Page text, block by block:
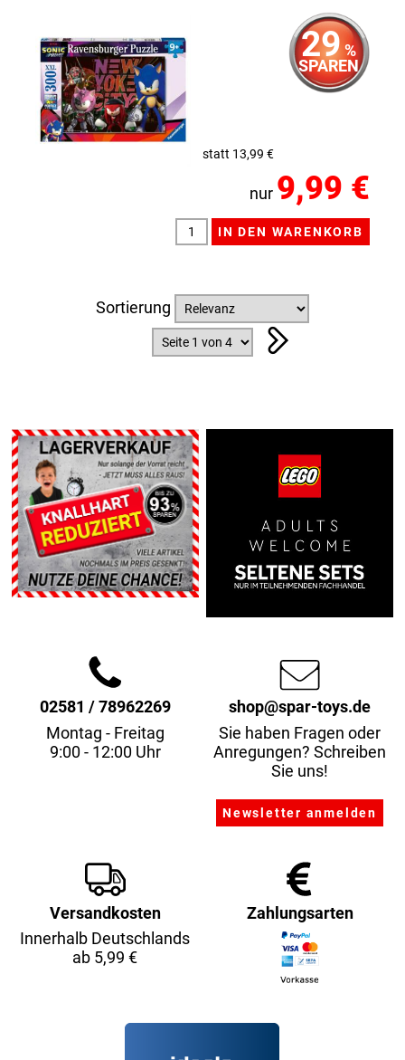
29 %
SPAREN
statt 13,99 €
nur 9,99 €
Sortierung
02581 / 78962269
Montag - Freitag
9:00 - 12:00 Uhr
shop@spar-toys.de
Sie haben Fragen oder
Anregungen? Schreiben
Sie uns!
Versandkosten
Innerhalb Deutschlands
ab 5,99 €
Zahlungsarten